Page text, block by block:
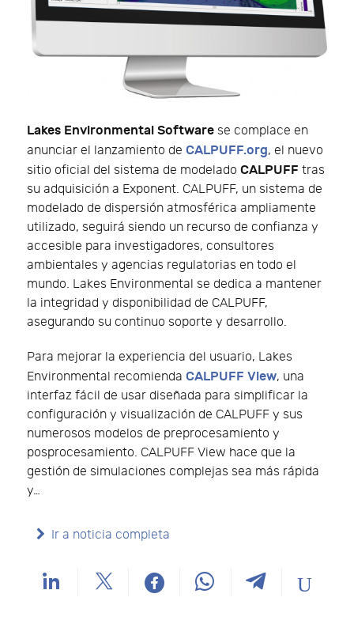
Lakes Environmental Software se complace en
anunciar el lanzamiento de CALPUFF.org, el nuevo
sitio oficial del sistema de modelado CALPUFF tras
su adquisición a Exponent. CALPUFF, un sistema de
modelado de dispersión atmosférica ampliamente
utilizado, seguirá siendo un recurso de confianza y
accesible para investigadores, consultores
ambientales y agencias regulatorias en todo el
mundo. Lakes Environmental se dedica a mantener
la integridad y disponibilidad de CALPUFF,
asegurando su continuo soporte y desarrollo.
Para mejorar la experiencia del usuario, Lakes
Environmental recomienda CALPUFF View, una
interfaz fácil de usar diseñada para simplificar la
configuración y visualización de CALPUFF y sus
numerosos modelos de preprocesamiento y
posprocesamiento. CALPUFF View hace que la
gestión de simulaciones complejas sea más rápida
y…
Ir a noticia completa